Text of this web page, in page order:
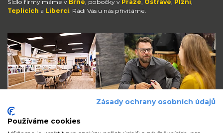
Sídlo firmy máme v Brně , pobočky v Praze Ostravě Plzni
Teplicích a Liberci . Rádi Vás u nás přivítáme.
Zásady ochrany osobních údajů
Používáme cookies